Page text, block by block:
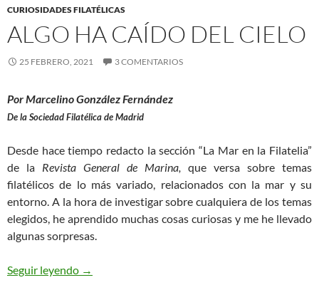
CURIOSIDADES FILATÉLICAS
ALGO HA CAÍDO DEL CIELO
25 FEBRERO, 2021 3 COMENTARIOS
Por Marcelino González Fernández
De la Sociedad Filatélica de Madrid
Desde hace tiempo redacto la sección “La Mar en la Filatelia”
de la Revista General de Marina, que versa sobre temas
filatélicos de lo más variado, relacionados con la mar y su
entorno. A la hora de investigar sobre cualquiera de los temas
elegidos, he aprendido muchas cosas curiosas y me he llevado
algunas sorpresas.
Seguir leyendo Algo ha Caído del Cielo
→